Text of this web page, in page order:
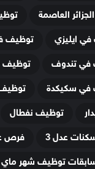
العاصمة
ايليزي
توظيف
في تندوف
توظيف
في سكيكدة
توظيف نفطال
عدل 3
فرص
توظيف شهر ماي 2025